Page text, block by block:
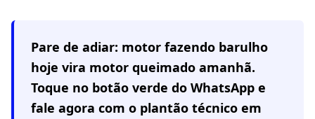
Pare de adiar: motor fazendo barulho
hoje vira motor queimado amanhã.
Toque no botão verde do WhatsApp e
fale agora com o plantão técnico em